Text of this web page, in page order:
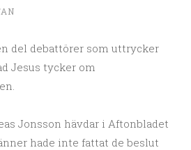
del debattörer som uttrycker
Jesus tycker om
Jonsson hävdar i Aftonbladet
hade inte fattat de beslut